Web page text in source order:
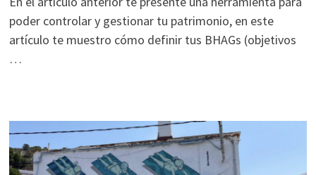
poder controlar y gestionar tu patrimonio, en este
artículo te muestro cómo definir tus BHAGs (objetivos
…